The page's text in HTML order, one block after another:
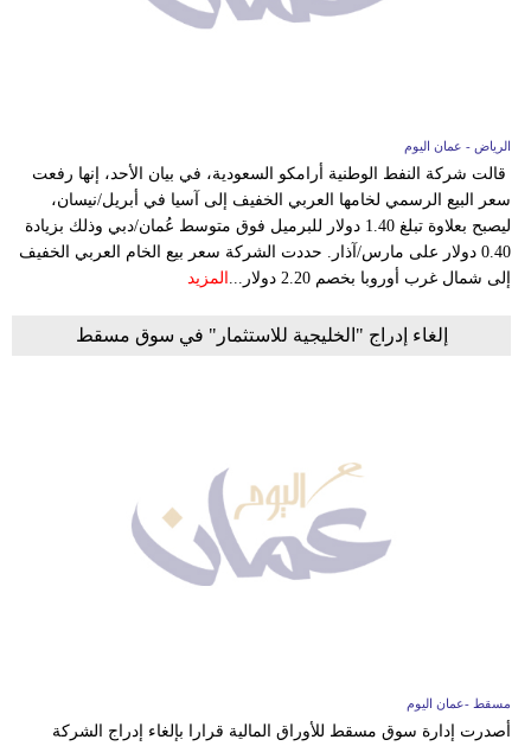
الرياض - عمان اليوم
قالت شركة النفط الوطنية أرامكو السعودية، في بيان الأحد، إنها رفعت
سعر البيع الرسمي لخامها العربي الخفيف إلى آسيا في أبريل/نيسان،
ليصبح بعلاوة تبلغ 1.40 دولار للبرميل فوق متوسط عُمان/دبي وذلك بزيادة
0.40 دولار على مارس/آذار. حددت الشركة سعر بيع الخام العربي الخفيف
إلى شمال غرب أوروبا بخصم 2.20 دولار...
المزيد
إلغاء إدراج "الخليجية للاستثمار" في سوق مسقط
مسقط -عمان اليوم
أصدرت إدارة سوق مسقط للأوراق المالية قرارا بإلغاء إدراج الشركة